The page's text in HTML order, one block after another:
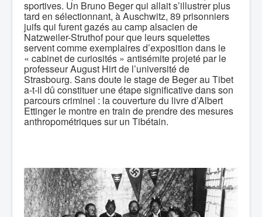
sportives. Un Bruno Beger qui allait s’illustrer plus
tard en sélectionnant, à Auschwitz, 89 prisonniers
juifs qui furent gazés au camp alsacien de
Natzweiler-Struthof pour que leurs squelettes
servent comme exemplaires d’exposition dans le
« cabinet de curiosités » antisémite projeté par le
professeur August Hirt de l’université de
Strasbourg. Sans doute le stage de Beger au Tibet
a-t-il dû constituer une étape significative dans son
parcours criminel : la couverture du livre d’Albert
Ettinger le montre en train de prendre des mesures
anthropométriques sur un Tibétain.